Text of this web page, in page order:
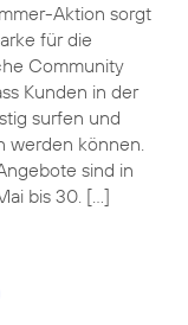
Aktion sorgt
für die
Community
Kunden in der
surfen und
werden können.
sind in
bis 30. […]